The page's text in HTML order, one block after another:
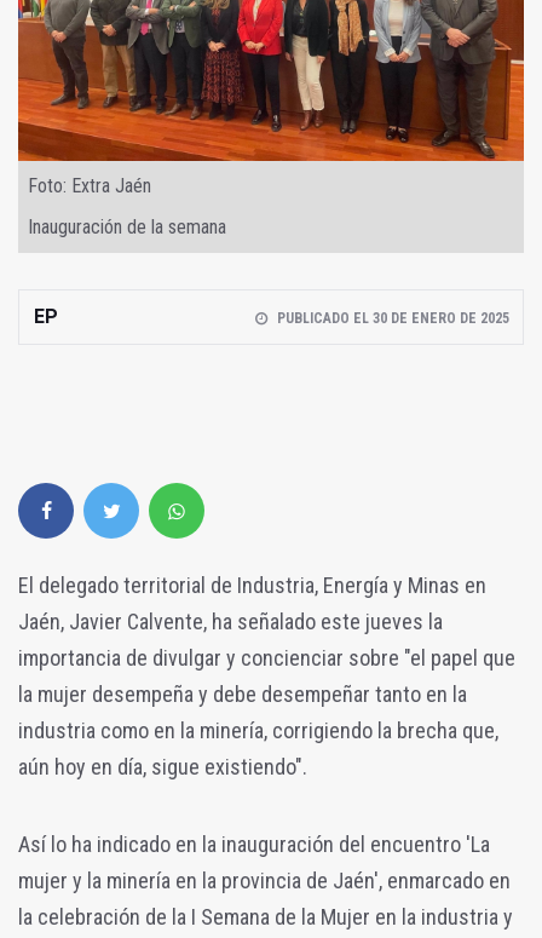
Foto: Extra Jaén
Inauguración de la semana
EP PUBLICADO EL 30 DE ENERO DE 2025
El delegado territorial de Industria, Energía y Minas en
Jaén, Javier Calvente, ha señalado este jueves la
importancia de divulgar y concienciar sobre "el papel que
la mujer desempeña y debe desempeñar tanto en la
industria como en la minería, corrigiendo la brecha que,
aún hoy en día, sigue existiendo".
Así lo ha indicado en la inauguración del encuentro 'La
mujer y la minería en la provincia de Jaén', enmarcado en
la celebración de la I Semana de la Mujer en la industria y